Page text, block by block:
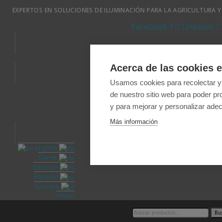
EXPERTOS EN SOLUCIONES DE ILUMINACIÓN PARA LA AGRICULTURA
Facebook-f Linkedin
FAQCondiciones
English
Dansk
Deutsch
Español
Svenska
Polski
Acerca de las cookies
Usamos cookies para recolectar
de nuestro sitio web para poder
y para mejorar y personalizar
Más información